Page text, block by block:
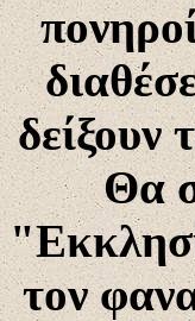
δείξουν
Θα
τον